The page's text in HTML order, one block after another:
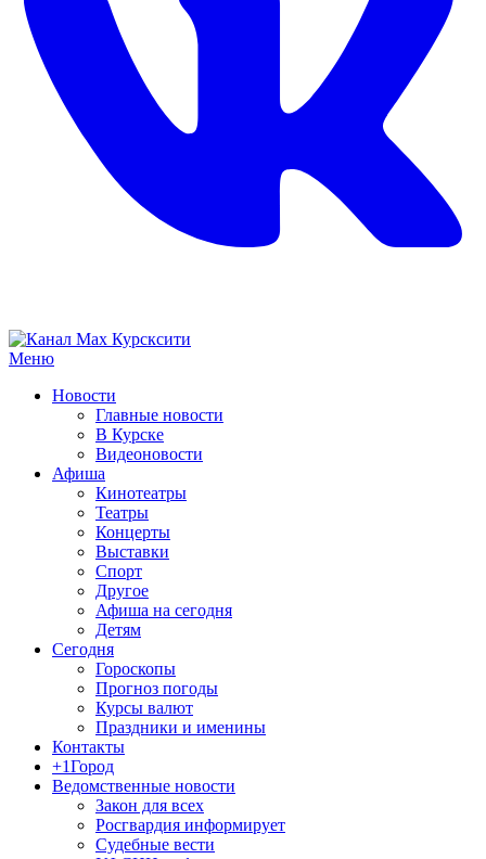
Меню
Новости
Главные новости
В Курске
Видеоновости
Афиша
Кинотеатры
Театры
Концерты
Выставки
Спорт
Другое
Афиша на сегодня
Детям
Сегодня
Гороскопы
Прогноз погоды
Курсы валют
Праздники и именины
Контакты
+1Город
Ведомственные новости
Закон для всех
Росгвардия информирует
Судебные вести